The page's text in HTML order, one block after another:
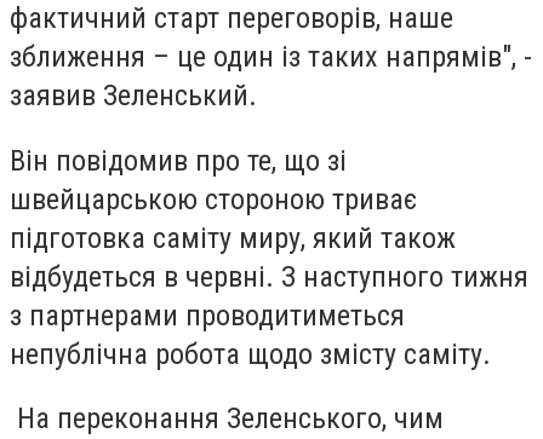
фактичний старт переговорів, наше
зближення – це один із таких напрямів", -
заявив Зеленський.
Він повідомив про те, що зі
швейцарською стороною триває
підготовка саміту миру, який також
відбудеться в червні. З наступного тижня
з партнерами проводитиметься
непублічна робота щодо змісту саміту.
На переконання Зеленського, чим